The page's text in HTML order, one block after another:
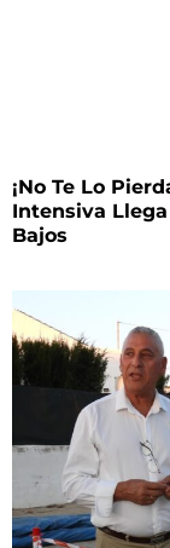
¡No Te Lo
Intensiva
Bajos